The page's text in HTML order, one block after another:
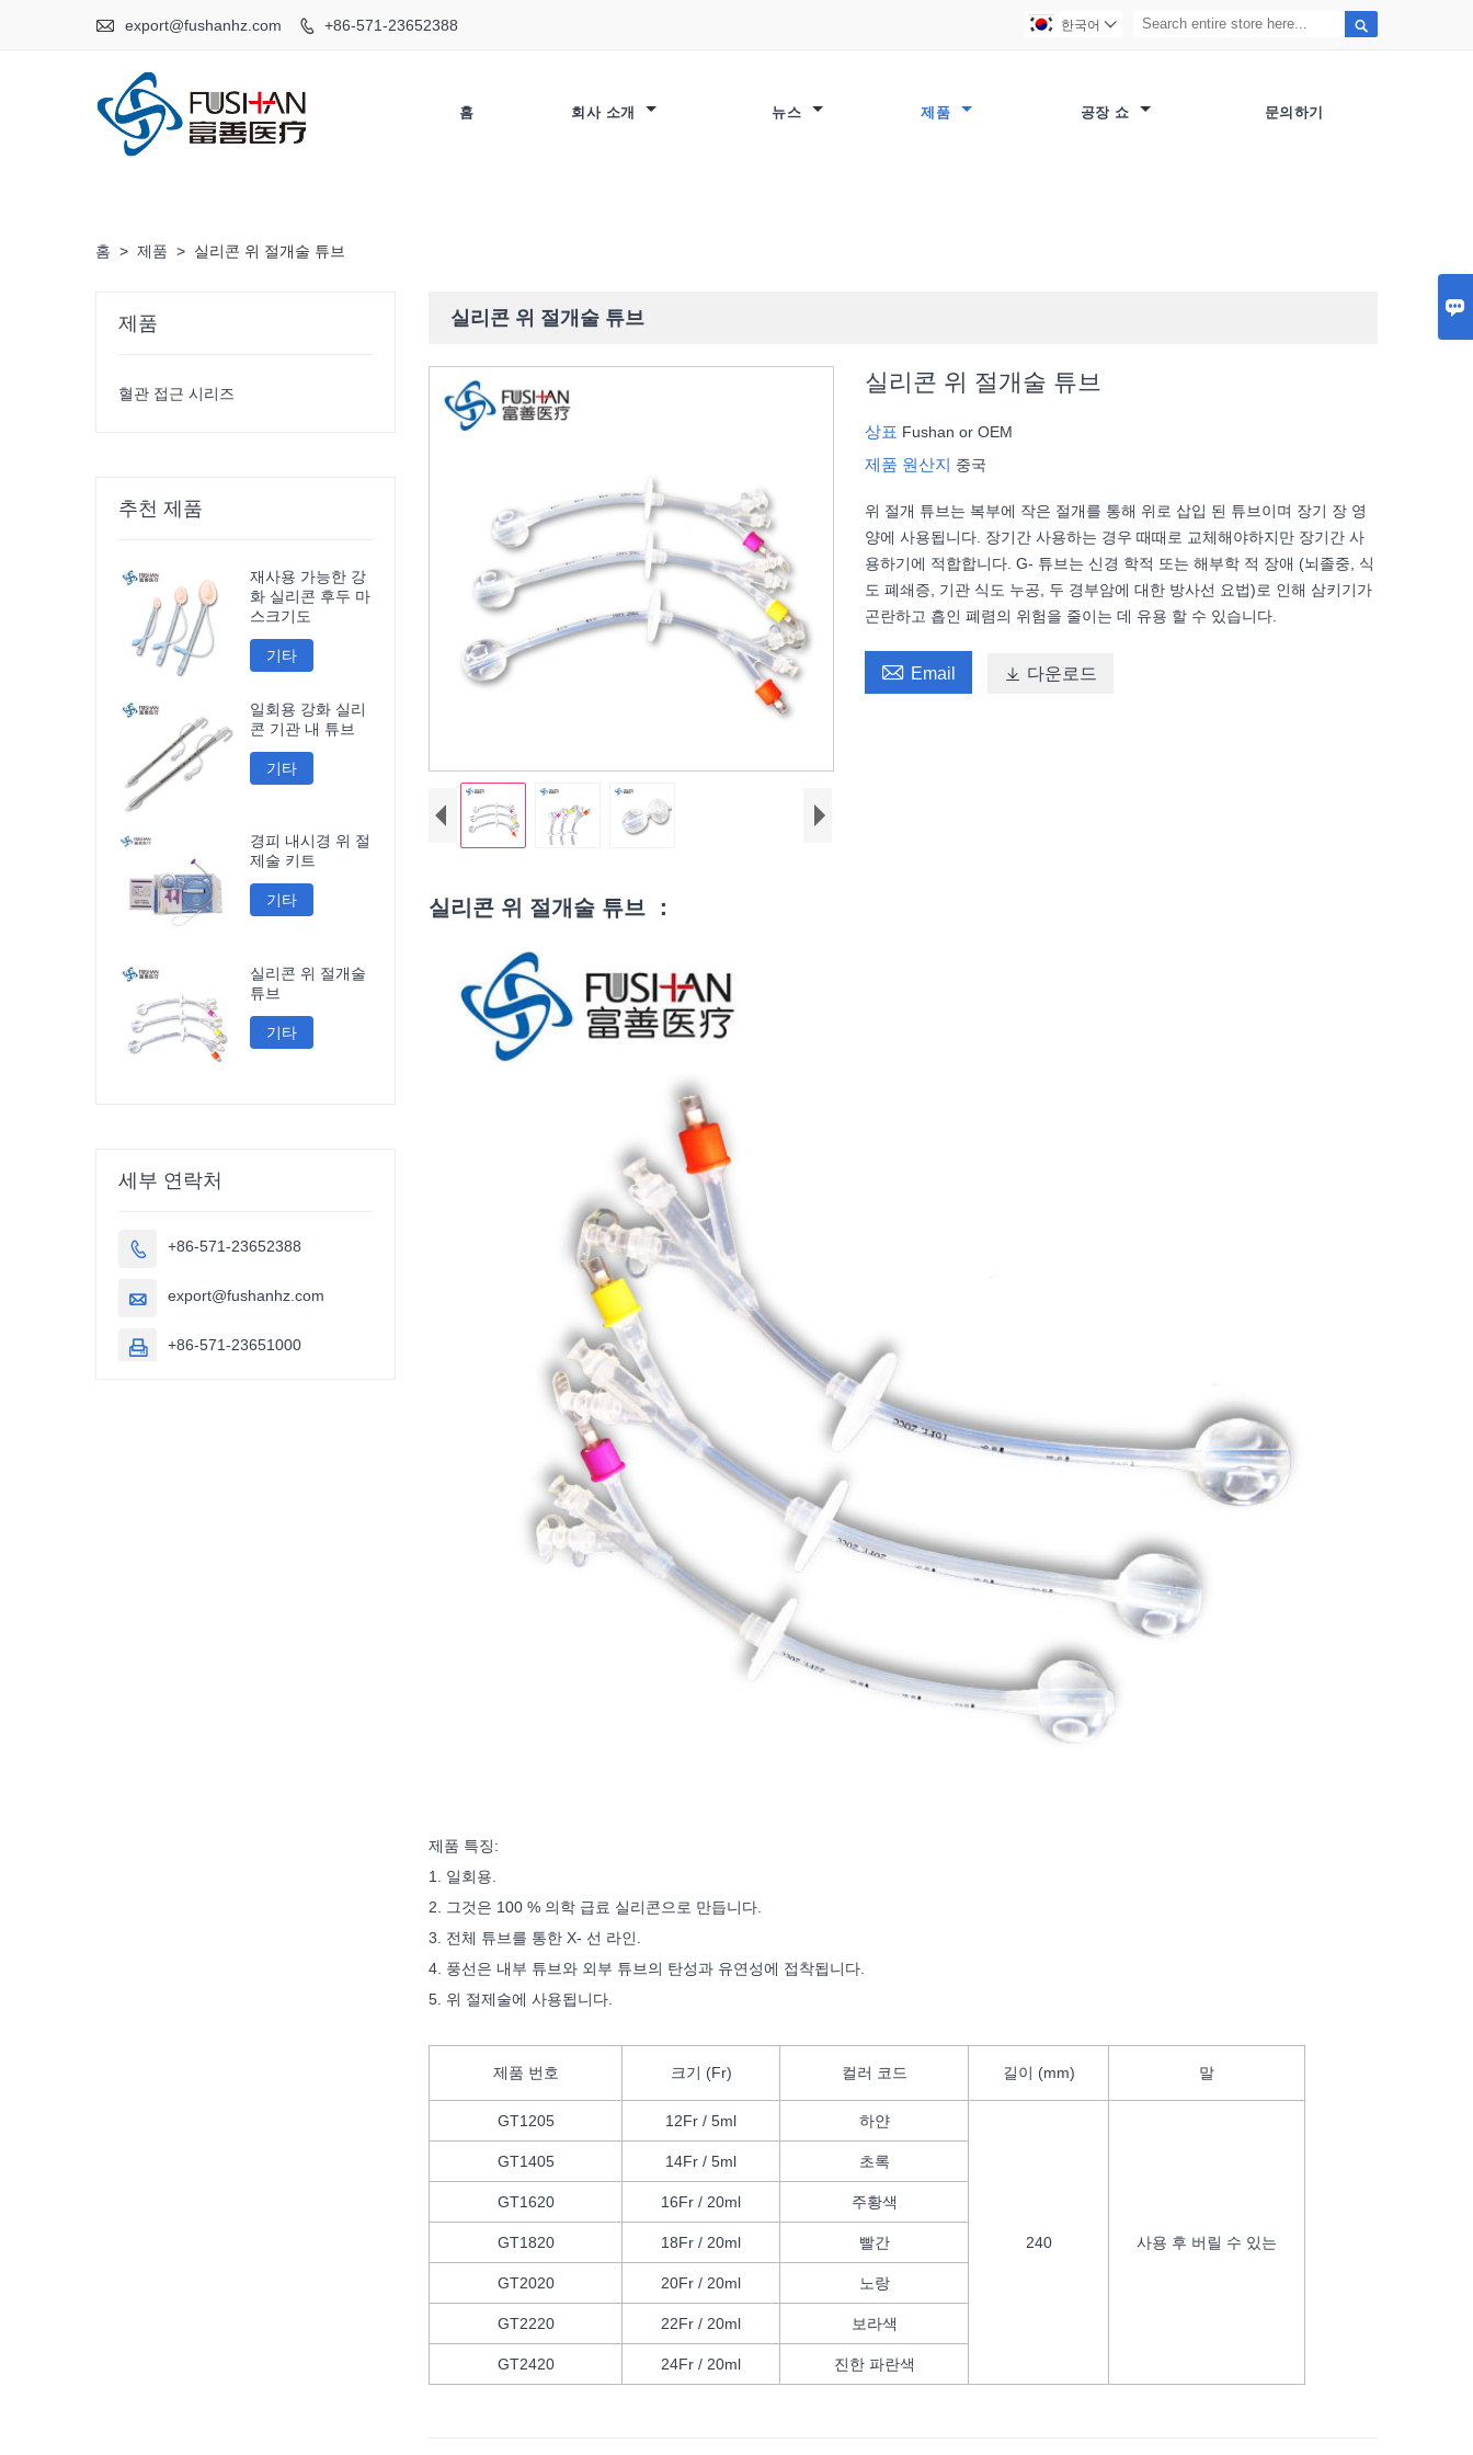

 export@fushanhz.com  +86-571-23652388 
한국어 
홈 회사 소개 뉴스 제품 공장 쇼 문의하기
홈 > 제품 > 실리콘 위 절개술 튜브
실리콘 위 절개술 튜브
실리콘 위 절개술 튜브
상표 Fushan or OEM
제품 원산지 중국
위 절개 튜브는 복부에 작은 절개를 통해 위로 삽입 된 튜브이며 장기 장 영
양에 사용됩니다. 장기간 사용하는 경우 때때로 교체해야하지만 장기간 사
용하기에 적합합니다. G- 튜브는 신경 학적 또는 해부학 적 장애 (뇌졸중, 식
도 폐쇄증, 기관 식도 누공, 두 경부암에 대한 방사선 요법)로 인해 삼키기가
곤란하고 흡인 폐렴의 위험을 줄이는 데 유용 할 수 있습니다.
 Email  다운로드
실리콘 위 절개술 튜브 ：
제품 특징:
1. 일회용.
2. 그것은 100 % 의학 급료 실리콘으로 만듭니다.
3. 전체 튜브를 통한 X- 선 라인.
4. 풍선은 내부 튜브와 외부 튜브의 탄성과 유연성에 접착됩니다.
5. 위 절제술에 사용됩니다.
제품 번호 크기 (Fr) 컬러 코드 길이 (mm) 말
GT1205 12Fr / 5ml 하얀
240 사용 후 버릴 수 있는
GT1405 14Fr / 5ml 초록
GT1620 16Fr / 20ml 주황색
GT1820 18Fr / 20ml 빨간
GT2020 20Fr / 20ml 노랑
GT2220 22Fr / 20ml 보라색
GT2420 24Fr / 20ml 진한 파란색
제품
혈관 접근 시리즈
추천 제품
재사용 가능한 강
화 실리콘 후두 마
스크기도
기타
일회용 강화 실리
콘 기관 내 튜브
기타
경피 내시경 위 절
제술 키트
기타
실리콘 위 절개술
튜브
기타
세부 연락처
 +86-571-23652388
 export@fushanhz.com
 +86-571-23651000